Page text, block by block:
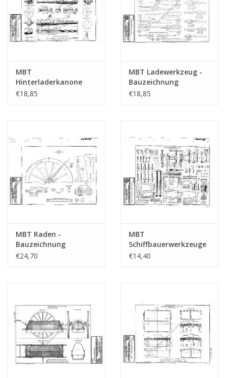
MBT
Hinterladerkanone
15cm - Bauzeichnung
€18,85
MBT Ladewerkzeug -
Bauzeichnung
Maßstab 1 : N/A
€18,85
MBT Raden -
Bauzeichnung
Maßstab 1 : N/A
€24,70
MBT
Schiffbauerwerkzeuge
- Bauzeichnung
€14,40